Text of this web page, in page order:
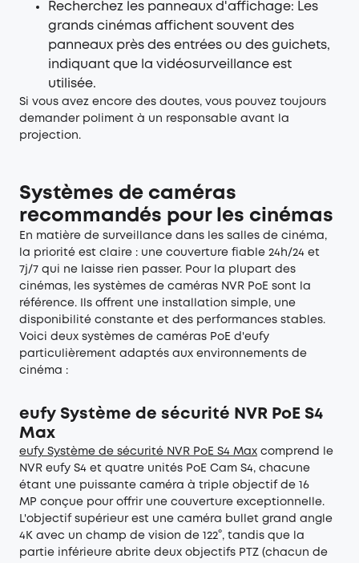
Recherchez les panneaux d'affichage: Les
grands cinémas affichent souvent des
panneaux près des entrées ou des guichets,
indiquant que la vidéosurveillance est
utilisée.
Si vous avez encore des doutes, vous pouvez toujours
demander poliment à un responsable avant la
projection.
Systèmes de caméras
recommandés pour les cinémas
En matière de surveillance dans les salles de cinéma,
la priorité est claire : une couverture fiable 24h/24 et
7j/7 qui ne laisse rien passer. Pour la plupart des
cinémas, les systèmes de caméras NVR PoE sont la
référence. Ils offrent une installation simple, une
disponibilité constante et des performances stables.
Voici deux systèmes de caméras PoE d'eufy
particulièrement adaptés aux environnements de
cinéma :
eufy Système de sécurité NVR PoE S4
Max
eufy Système de sécurité NVR PoE S4 Max comprend le
NVR eufy S4 et quatre unités PoE Cam S4, chacune
étant une puissante caméra à triple objectif de 16
MP conçue pour offrir une couverture exceptionnelle.
L'objectif supérieur est une caméra bullet grand angle
4K avec un champ de vision de 122°, tandis que la
partie inférieure abrite deux objectifs PTZ (chacun de